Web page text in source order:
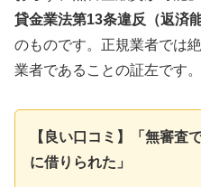
貸金業法第13条違反（返済
のものです。正規業者では
業者であることの証左です。
【良い口コミ】「無審査
に借りられた」